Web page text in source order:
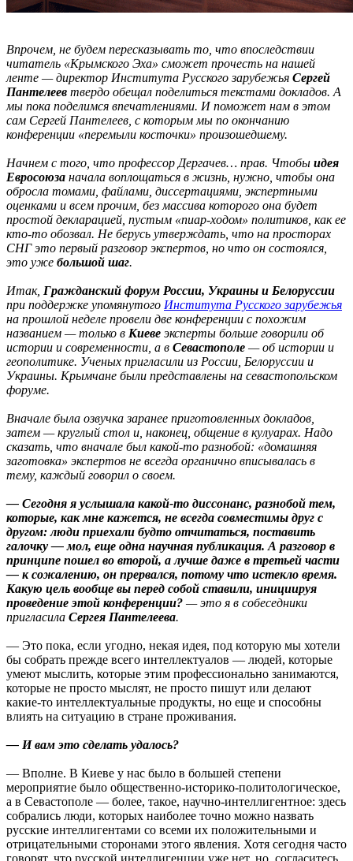
Впрочем, не будем пересказывать то, что впоследствии
читатель «Крымского Эха» сможет прочесть на нашей
ленте — директор Института Русского зарубежья Сергей
Пантелеев твердо обещал поделиться текстами докладов. А
мы пока поделимся впечатлениями. И поможет нам в этом
сам Сергей Пантелеев, с которым мы по окончанию
конференции «перемыли косточки» произошедшему.
Начнем с того, что профессор Дергачев… прав. Чтобы идея
Евросоюза начала воплощаться в жизнь, нужно, чтобы она
обросла томами, файлами, диссертациями, экспертными
оценками и всем прочим, без массива которого она будет
простой декларацией, пустым «пиар-ходом» политиков, как ее
кто-то обозвал. Не берусь утверждать, что на просторах
СНГ это первый разговор экспертов, но что он состоялся,
это уже большой шаг.
Итак, Гражданский форум России, Украины и Белоруссии
при поддержке упомянутого Института Русского зарубежья
на прошлой неделе провели две конференции с похожим
названием — только в Киеве эксперты больше говорили об
истории и современности, а в Севастополе — об истории и
геополитике. Ученых пригласили из России, Белоруссии и
Украины. Крымчане были представлены на севастопольском
форуме.
Вначале была озвучка заранее приготовленных докладов,
затем — круглый стол и, наконец, общение в кулуарах. Надо
сказать, что вначале был какой-то разнобой: «домашняя
заготовка» экспертов не всегда органично вписывалась в
тему, каждый говорил о своем.
— Сегодня я услышала какой-то диссонанс, разнобой тем,
которые, как мне кажется, не всегда совместимы друг с
другом: люди приехали будто отчитаться, поставить
галочку — мол, еще одна научная публикация. А разговор в
принципе пошел во второй, а лучше даже в третьей части
— к сожалению, он прервался, потому что истекло время.
Какую цель вообще вы перед собой ставили, инициируя
проведение этой конференции? — это я в собеседники
пригласила Сергея Пантелеева.
— Это пока, если угодно, некая идея, под которую мы хотели
бы собрать прежде всего интеллектуалов — людей, которые
умеют мыслить, которые этим профессионально занимаются,
которые не просто мыслят, не просто пишут или делают
какие-то интеллектуальные продукты, но еще и способны
влиять на ситуацию в стране проживания.
— И вам это сделать удалось?
— Вполне. В Киеве у нас было в большей степени
мероприятие было общественно-историко-политологическое,
а в Севастополе — более, такое, научно-интеллигентное: здесь
собрались люди, которых наиболее точно можно назвать
русские интеллигентами со всеми их положительными и
отрицательными сторонами этого явления. Хотя сегодня часто
говорят, что русской интеллигенции уже нет, но, согласитесь,